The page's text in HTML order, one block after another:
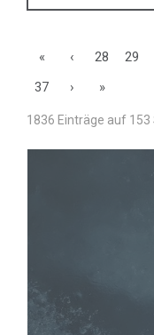
« ‹ 28 29
37
› »
1836 Einträge auf